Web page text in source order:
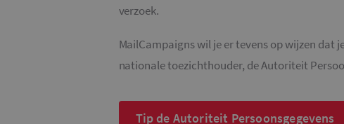
verzoek.
MailCampaigns wil je er tevens op wijzen dat
nationale toezichthouder, de Autoriteit
Tip de Autoriteit Persoonsgegevens
36707191-2
_ga_4SR8QTF0BS